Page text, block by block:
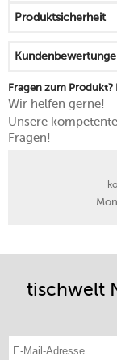
liegt
Wänden auf
der
Licht und
zur
Restaurantbar
Designed in
Produktsicherheit
Fragen zum
Wir helfen gerne!
Unsere
Fragen!
tischwelt